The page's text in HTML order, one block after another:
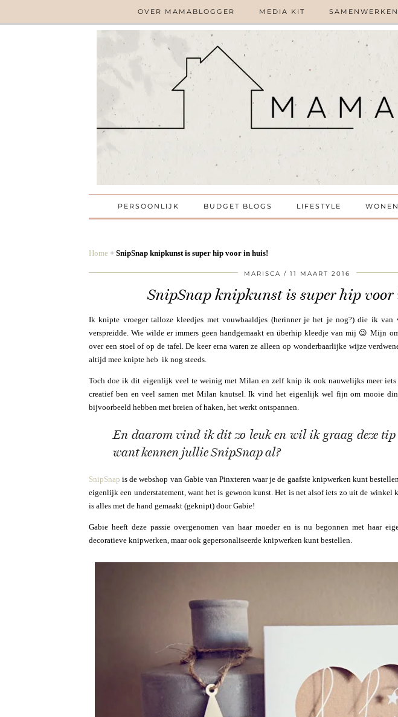
OVER MAMABLOGGER MEDIA KIT SAMENWERKEN
PERSOONLIJK BUDGET BLOGS LIFESTYLE WONEN
Home + SnipSnap knipkunst is super hip voor in huis!
MARISCA 11 MAART 2016
SnipSnap knipkunst is super hip
Ik knipte vroeger talloze kleedjes met vouwbaaldjes (herinner je het je nog?) die ik van
verspreidde. Wie wilde er immers geen handgemaakt en überhip kleedje van mij 😉 Mijn
over een stoel of op de tafel. De keer erna waren ze alleen op wonderbaarlijke wijze
altijd mee knipte heb ik nog steeds.
Toch doe ik dit eigenlijk veel te weinig met Milan en zelf knip ik ook nauwelijks meer
creatief ben en veel samen met Milan knutsel. Ik vind het eigenlijk wel fijn om mooie
bijvoorbeeld hebben met breien of haken, het werkt ontspannen.
En daarom vind ik dit zo leuk en wil ik graag deze tip
want kennen jullie SnipSnap al?
SnipSnap is de webshop van Gabie van Pinxteren waar je de gaafste knipwerken kunt
eigenlijk een understatement, want het is gewoon kunst. Het is net alsof iets zo uit de
is alles met de hand gemaakt (geknipt) door Gabie!
Gabie heeft deze passie overgenomen van haar moeder en is nu begonnen met haar
decoratieve knipwerken, maar ook gepersonaliseerde knipwerken kunt bestellen.